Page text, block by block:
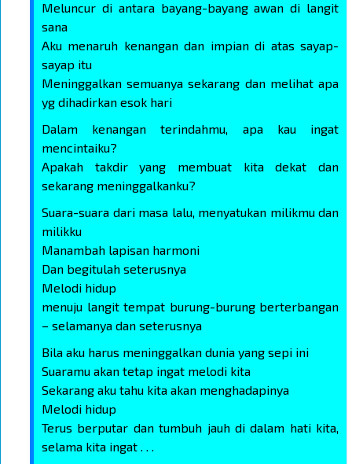
Meluncur di antara bayang-bayang awan di langit
sana
Aku menaruh kenangan dan impian di atas sayap-
sayap itu
Meninggalkan semuanya sekarang dan melihat apa
yg dihadirkan esok hari
Dalam kenangan terindahmu, apa kau ingat
mencintaiku?
Apakah takdir yang membuat kita dekat dan
sekarang meninggalkanku?
Suara-suara dari masa lalu, menyatukan milikmu dan
milikku
Manambah lapisan harmoni
Dan begitulah seterusnya
Melodi hidup
menuju langit tempat burung-burung berterbangan
– selamanya dan seterusnya
Bila aku harus meninggalkan dunia yang sepi ini
Suaramu akan tetap ingat melodi kita
Sekarang aku tahu kita akan menghadapinya
Melodi hidup
Terus berputar dan tumbuh jauh di dalam hati kita,
selama kita ingat . . .